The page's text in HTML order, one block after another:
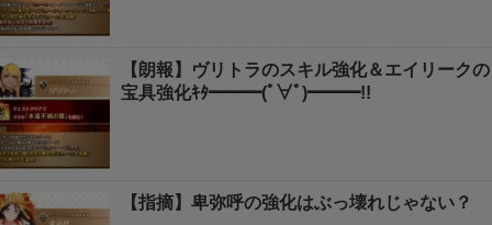
【朗報】ヴリトラのスキル強化＆エイリークの
宝具強化ｷﾀ━━━(ﾟ∀ﾟ)━━━!!
【指摘】卑弥呼の強化はぶっ壊れじゃない？